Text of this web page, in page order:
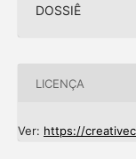
DOSSIÊ
LICENÇA
Ver: https://